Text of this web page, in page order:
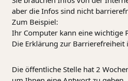
aber die Infos sind nicht
Zum Beispiel:
Ihr Computer kann eine wichtige
Die Erklärung zur Barrierefreiheit
Die öffentliche Stelle hat 2